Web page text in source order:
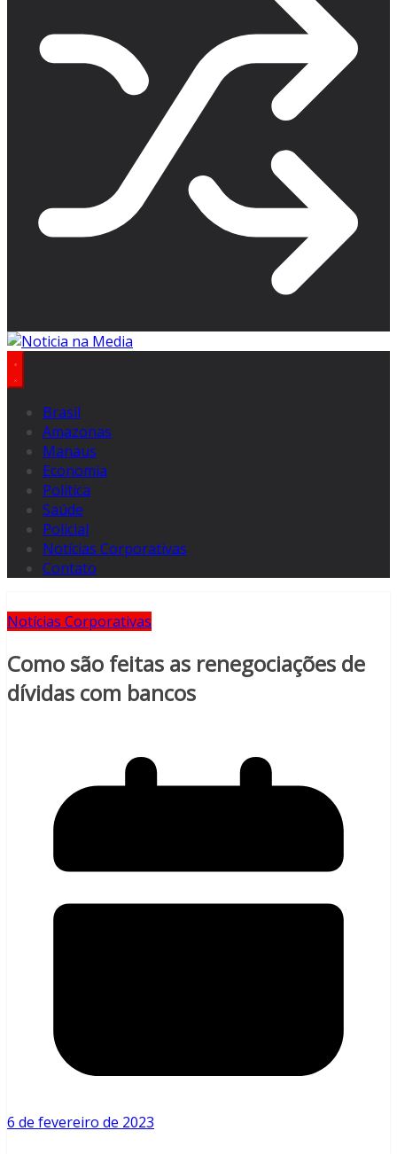
Brasil
Amazonas
Manaus
Economia
Politica
Saúde
Policial
Notícias Corporativas
Contato
Notícias Corporativas
Como são feitas as renegociações de
dívidas com bancos
6 de fevereiro de 2023